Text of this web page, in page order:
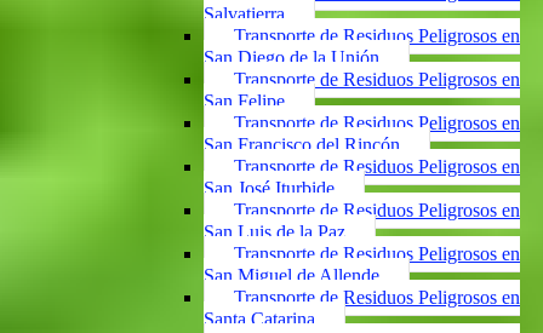
Salvatierra
Transporte de Residuos Peligrosos en
San Diego de la Unión
Transporte de Residuos Peligrosos en
San Felipe
Transporte de Residuos Peligrosos en
San Francisco del Rincón
Transporte de Residuos Peligrosos en
San José Iturbide
Transporte de Residuos Peligrosos en
San Luis de la Paz
Transporte de Residuos Peligrosos en
San Miguel de Allende
Transporte de Residuos Peligrosos en
Santa Catarina